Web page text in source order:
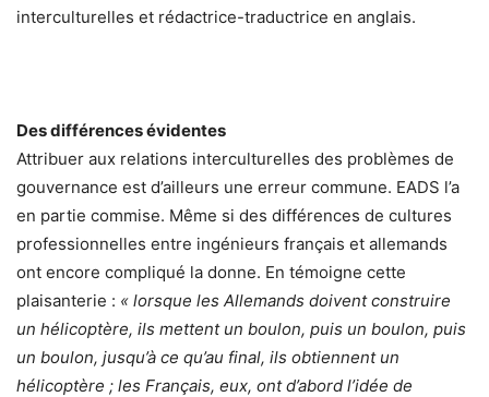
interculturelles et rédactrice-traductrice en anglais.
Des différences évidentes
Attribuer aux relations interculturelles des problèmes de
gouvernance est d’ailleurs une erreur commune. EADS l’a
en partie commise. Même si des différences de cultures
professionnelles entre ingénieurs français et allemands
ont encore compliqué la donne. En témoigne cette
plaisanterie : « lorsque les Allemands doivent construire
un hélicoptère, ils mettent un boulon, puis un boulon, puis
un boulon, jusqu’à ce qu’au final, ils obtiennent un
hélicoptère ; les Français, eux, ont d’abord l’idée de